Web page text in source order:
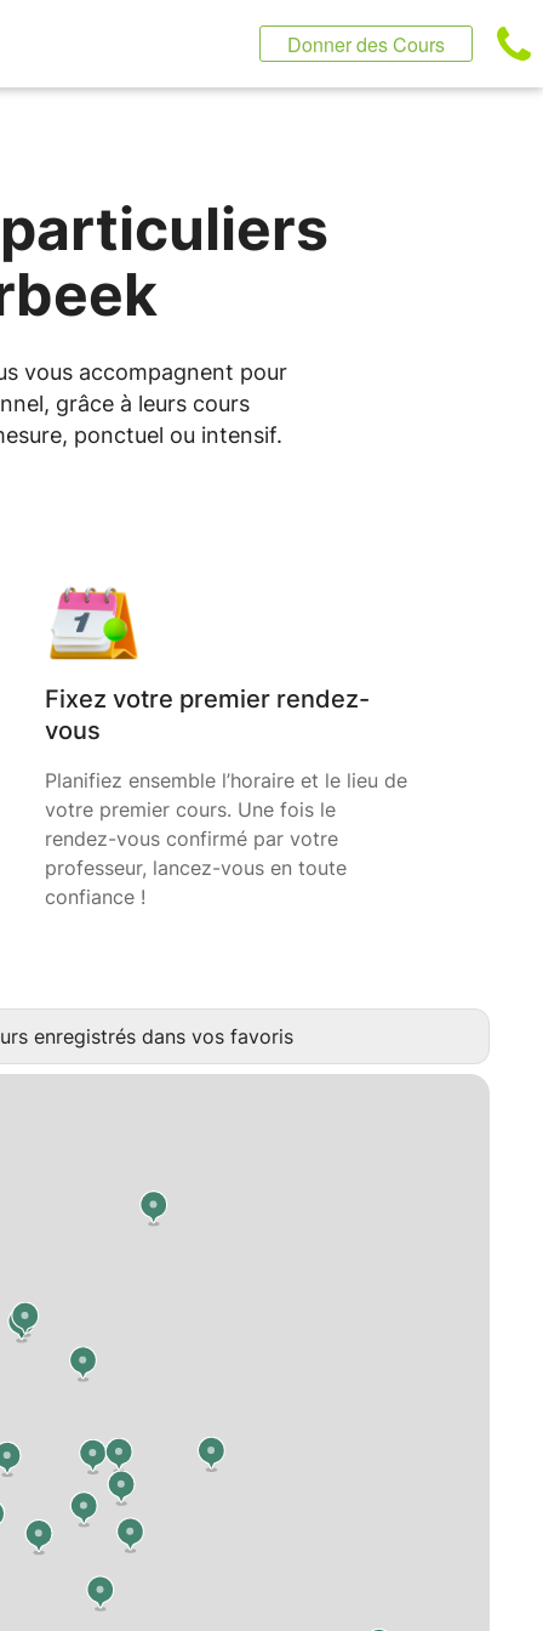
Donner des Cours
vous accompagnent pour
grâce à leurs cours
ponctuel ou intensif.
Fixez votre premier rendez-
vous
Planifiez ensemble l’horaire et le lieu de
votre premier cours. Une fois le
rendez-vous confirmé par votre
professeur, lancez-vous en toute
confiance !
enregistrés dans vos favoris